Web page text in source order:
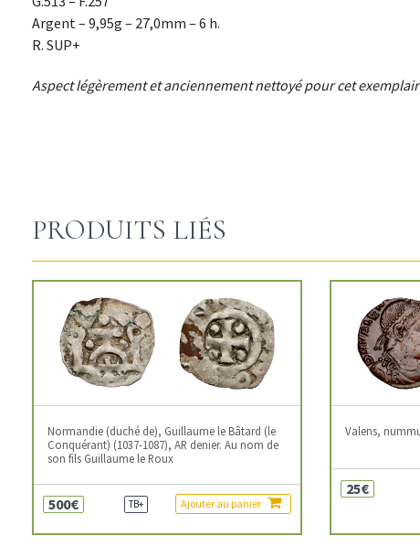
Argent – 9,95g – 27,0mm – 6 h.
R. SUP+
Aspect légèrement et anciennement nettoyé pour cet
PRODUITS LIÉS
Normandie (duché de), Guillaume le Bâtard (le
Conquérant) (1037-1087), AR denier. Au nom de
son fils Guillaume le Roux
500€ TB+ Ajouter au panier
Valens,
25€